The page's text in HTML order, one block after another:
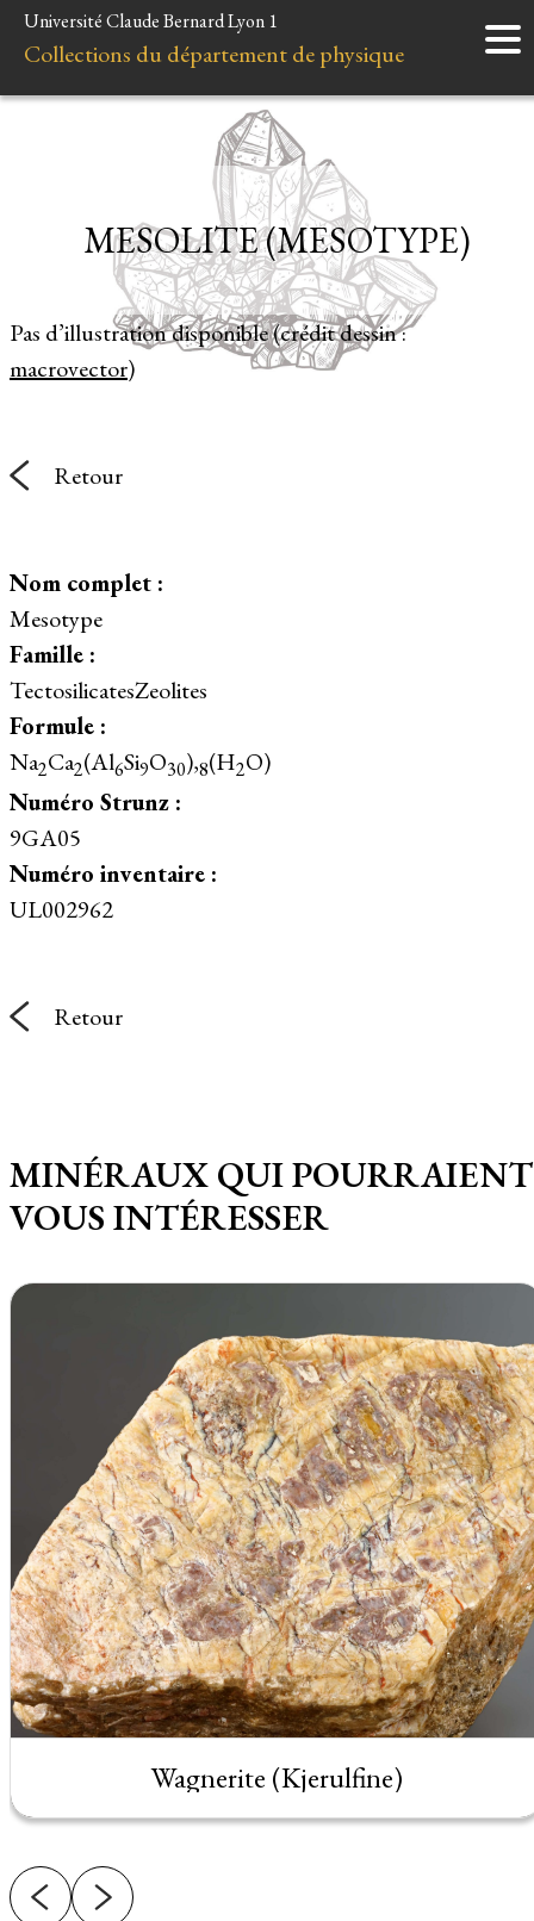
Accueil
Instruments
Liens et ressources
Université Claude Bernard Lyon 1
Collections du département de physique
Pas d’illustration disponible (crédit dessin :
macrovector)
MESOLITE (MESOTYPE)
Retour
Nom complet :
Mesotype
Famille :
TectosilicatesZeolites
Formule :
Na2Ca2(Al6Si9O30),8(H2O)
Numéro Strunz :
9GA05
Numéro inventaire :
UL002962
Retour
MINÉRAUX QUI POURRAIENT
VOUS INTÉRESSER
Wagnerite (Kjerulfine)